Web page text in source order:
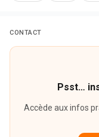
CONTACT
Psst…
Accède aux infos